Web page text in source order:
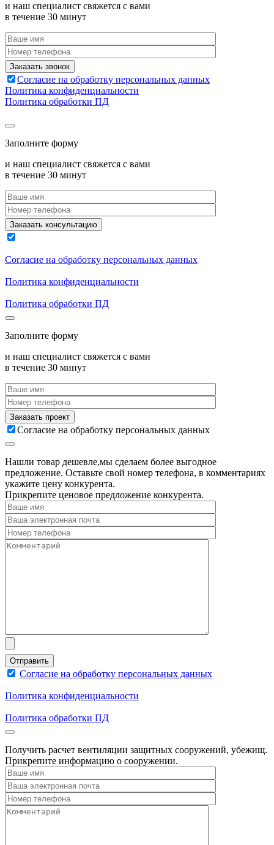
и наш специалист свяжется с вами
в течение 30 минут
Согласие на обработку персональных данных
Политика конфиденциальности
Политика обработки ПД
Заполните форму
и наш специалист свяжется с вами
в течение 30 минут
Согласие на обработку персональных данных
Политика конфиденциальности
Политика обработки ПД
Заполните форму
и наш специалист свяжется с вами
в течение 30 минут
Согласие на обработку персональных данных
Нашли товар дешевле,мы сделаем более выгодное
предложение. Оставьте свой номер телефона, в комментариях
укажите цену конкурента.
Прикрепите ценовое предложение конкурента.
Согласие на обработку персональных данных
Политика конфиденциальности
Политика обработки ПД
Получить расчет вентиляции защитных сооружений, убежищ.
Прикрепите информацию о сооружении.